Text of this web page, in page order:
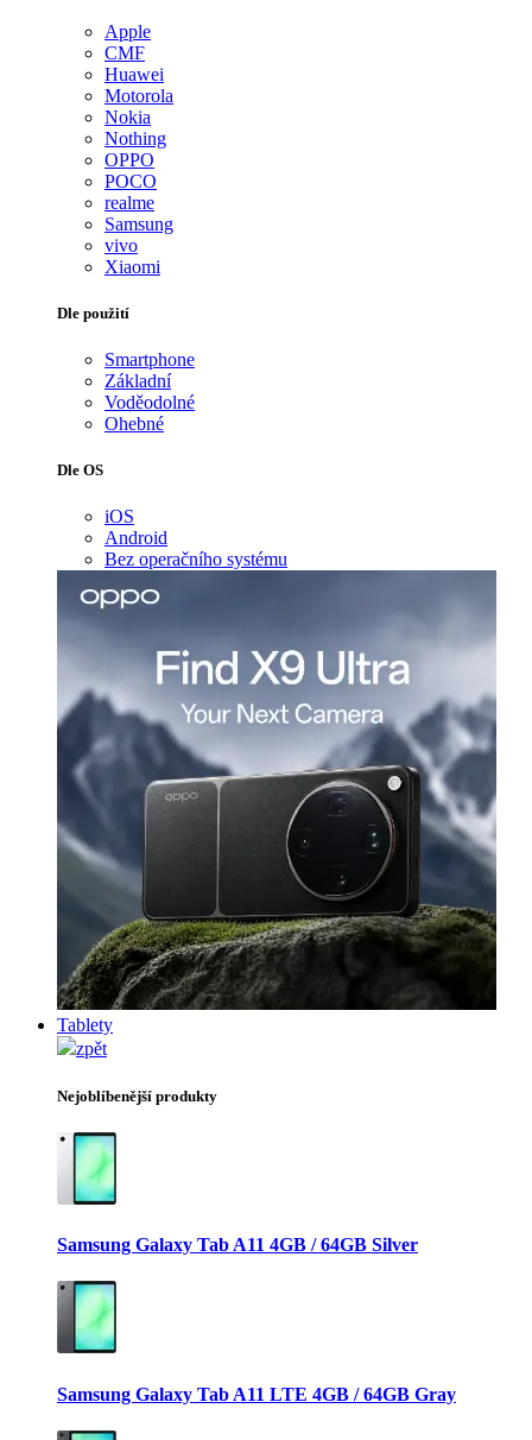
Apple
CMF
Huawei
Motorola
Nokia
Nothing
OPPO
POCO
realme
Samsung
vivo
Xiaomi
Dle použití
Smartphone
Základní
Voděodolné
Ohebné
Dle OS
iOS
Android
Bez operačního systému
Tablety
zpět
Nejoblíbenější produkty
Samsung Galaxy Tab A11 4GB / 64GB Silver
Samsung Galaxy Tab A11 LTE 4GB / 64GB Gray